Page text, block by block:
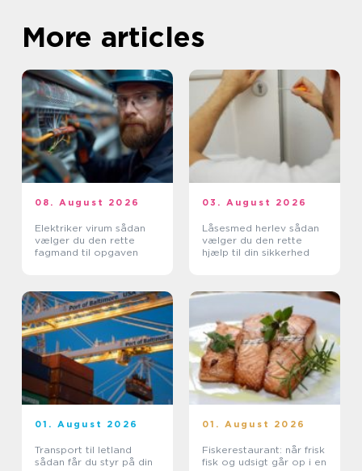
More articles
08. August 2026
Elektriker virum sådan
vælger du den rette
fagmand til opgaven
03. August 2026
Låsesmed herlev sådan
vælger du den rette
hjælp til din sikkerhed
01. August 2026
Transport til letland
sådan får du styr på din
01. August 2026
Fiskerestaurant: når frisk
fisk og udsigt går op i en